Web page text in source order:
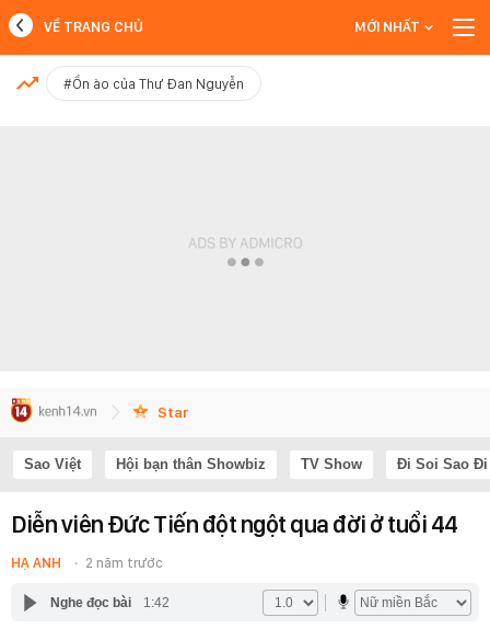
MỚI NHẤT
VỀ TRANG CHỦ MỚI NHẤT
#Ồn ào của Thư Đan Nguyễn
Star
Sao Việt Hội bạn thân Showbiz TV Show Đi Soi Sao Đi
Diễn viên Đức Tiến đột ngột qua đời ở tuổi 44
HẠ ANH 2 năm trước
Nghe đọc bài 1:42